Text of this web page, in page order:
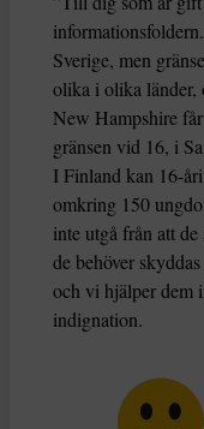
Sverige, men
olika i olika länder,
New Hampshire
gränsen vid 16, i
I Finland kan 16-
omkring 150
inte utgå från att
de behöver
och vi hjälper dem
indignation.